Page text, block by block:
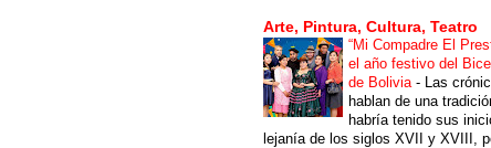
Arte, Pintura, Cultura, Teatro
“Mi Compadre El
el año festivo del
de Bolivia - Las
hablan de una
habría tenido sus
lejanía de los siglos XVII y XVIII,